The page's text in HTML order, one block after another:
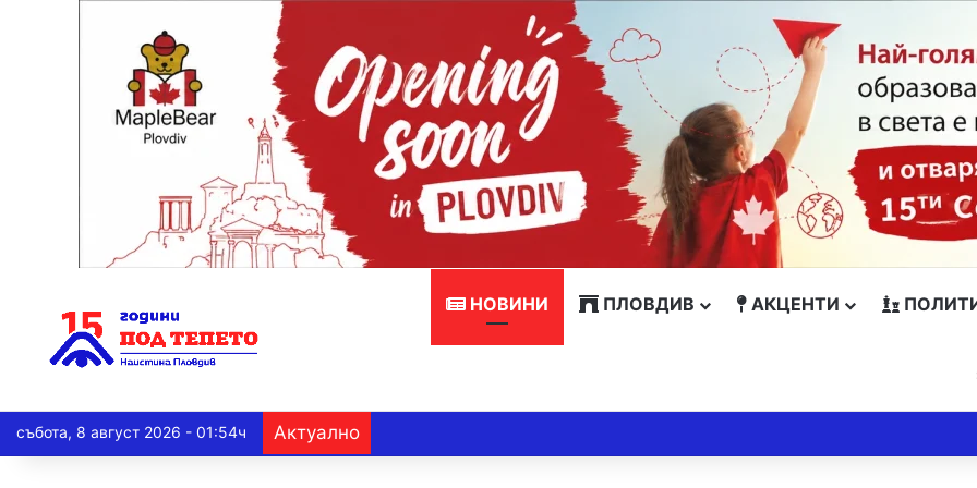
НОВИНИ ПЛОВДИВ АКЦЕНТИ
събота, 8 август 2026 - 01:54ч Актуално